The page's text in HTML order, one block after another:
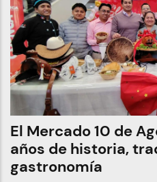
El Mercado 10 de
años de historia,
gastronomía